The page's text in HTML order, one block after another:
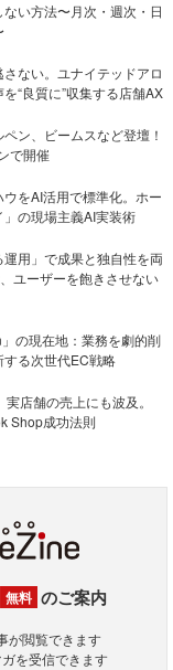
い方法〜月次・週次・日
さない。ユナイテッドアロ
“良質に”収集する店舗AX
ペン、ビームスなど登壇！
で開催
をAI活用で標準化。ホー
の現場主義AI実装術
運用」で成果と独自性を両
ユーザーを飽きさせない
の現在地：業務を劇的削
る次世代EC戦略
店舗の売上にも波及。
Shop成功法則
無料 のご案内
が閲覧できます
を受信できます